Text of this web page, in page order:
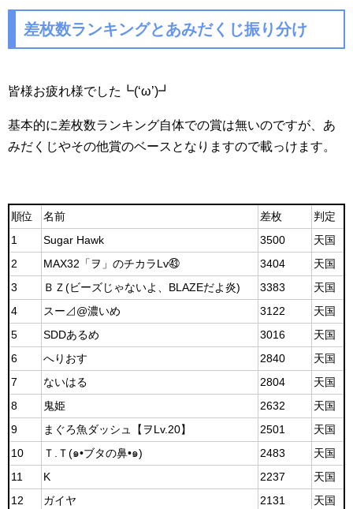
差枚数ランキングとあみだくじ振り分け
皆様お疲れ様でした┗(‘ω’)┛
基本的に差枚数ランキング自体での賞は無いのですが、あ
みだくじやその他賞のベースとなりますので載っけます。
順位 名前 差枚
判定
1
Sugar Hawk 3500
天国
2
MAX32「ヲ」のチカラLv㊸ 3404
天国
3
ＢＺ(ビーズじゃないよ、BLAZEだよ炎) 3383
天国
4
スー⊿@濃いめ 3122
天国
5
SDDあるめ 3016
天国
6
へりおす 2840
天国
7
ないはる 2804
天国
8
鬼姫 2632
天国
9
まぐろ魚ダッシュ【ヲLv.20】 2501
天国
10
Ｔ.Ｔ(๑•ブタの鼻•๑) 2483
天国
11
K 2237
天国
12
ガイヤ 2131
天国